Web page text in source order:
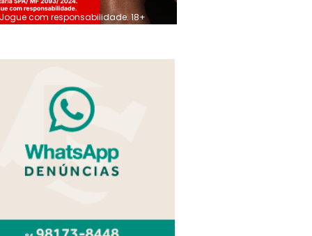
Jogue com responsabilidade. 18+